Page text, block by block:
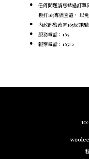
任何問題請您透過訂
撥打165專線查證， 以
內政部警政署165反詐
服務電話：165
報案電話：165#2